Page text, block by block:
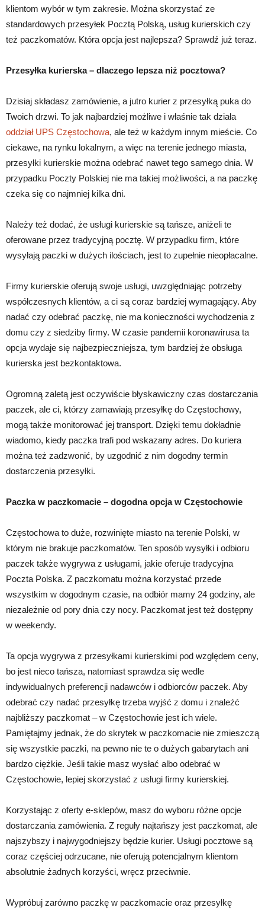
klientom wybór w tym zakresie. Można skorzystać ze
standardowych przesyłek Pocztą Polską, usług kurierskich czy
też paczkomatów. Która opcja jest najlepsza? Sprawdź już teraz.
Przesyłka kurierska – dlaczego lepsza niż pocztowa?
Dzisiaj składasz zamówienie, a jutro kurier z przesyłką puka do
Twoich drzwi. To jak najbardziej możliwe i właśnie tak działa
oddział UPS Częstochowa, ale też w każdym innym mieście. Co
ciekawe, na rynku lokalnym, a więc na terenie jednego miasta,
przesyłki kurierskie można odebrać nawet tego samego dnia. W
przypadku Poczty Polskiej nie ma takiej możliwości, a na paczkę
czeka się co najmniej kilka dni.
Należy też dodać, że usługi kurierskie są tańsze, aniżeli te
oferowane przez tradycyjną pocztę. W przypadku firm, które
wysyłają paczki w dużych ilościach, jest to zupełnie nieopłacalne.
Firmy kurierskie oferują swoje usługi, uwzględniając potrzeby
współczesnych klientów, a ci są coraz bardziej wymagający. Aby
nadać czy odebrać paczkę, nie ma konieczności wychodzenia z
domu czy z siedziby firmy. W czasie pandemii koronawirusa ta
opcja wydaje się najbezpieczniejsza, tym bardziej że obsługa
kurierska jest bezkontaktowa.
Ogromną zaletą jest oczywiście błyskawiczny czas dostarczania
paczek, ale ci, którzy zamawiają przesyłkę do Częstochowy,
mogą także monitorować jej transport. Dzięki temu dokładnie
wiadomo, kiedy paczka trafi pod wskazany adres. Do kuriera
można też zadzwonić, by uzgodnić z nim dogodny termin
dostarczenia przesyłki.
Paczka w paczkomacie – dogodna opcja w Częstochowie
Częstochowa to duże, rozwinięte miasto na terenie Polski, w
którym nie brakuje paczkomatów. Ten sposób wysyłki i odbioru
paczek także wygrywa z usługami, jakie oferuje tradycyjna
Poczta Polska. Z paczkomatu można korzystać przede
wszystkim w dogodnym czasie, na odbiór mamy 24 godziny, ale
niezależnie od pory dnia czy nocy. Paczkomat jest też dostępny
w weekendy.
Ta opcja wygrywa z przesyłkami kurierskimi pod względem ceny,
bo jest nieco tańsza, natomiast sprawdza się wedle
indywidualnych preferencji nadawców i odbiorców paczek. Aby
odebrać czy nadać przesyłkę trzeba wyjść z domu i znaleźć
najbliższy paczkomat – w Częstochowie jest ich wiele.
Pamiętajmy jednak, że do skrytek w paczkomacie nie zmieszczą
się wszystkie paczki, na pewno nie te o dużych gabarytach ani
bardzo ciężkie. Jeśli takie masz wysłać albo odebrać w
Częstochowie, lepiej skorzystać z usługi firmy kurierskiej.
Korzystając z oferty e-sklepów, masz do wyboru różne opcje
dostarczania zamówienia. Z reguły najtańszy jest paczkomat, ale
najszybszy i najwygodniejszy będzie kurier. Usługi pocztowe są
coraz częściej odrzucane, nie oferują potencjalnym klientom
absolutnie żadnych korzyści, wręcz przeciwnie.
Wypróbuj zarówno paczkę w paczkomacie oraz przesyłkę